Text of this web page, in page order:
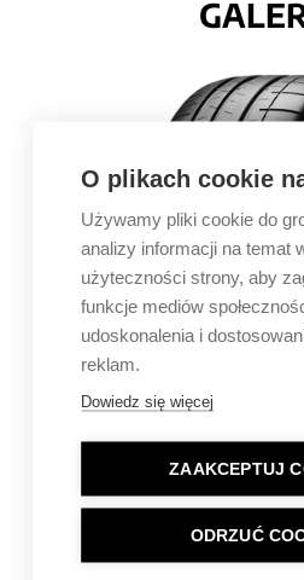
O plikach cookie
Używamy pliki cookie do
analizy informacji na temat
użyteczności strony, aby
funkcje mediów
udoskonalenia i
reklam.
Dowiedz się więcej
ZAAKCEPTUJ
ODRZUĆ